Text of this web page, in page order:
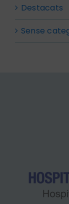
Destacats
Sense